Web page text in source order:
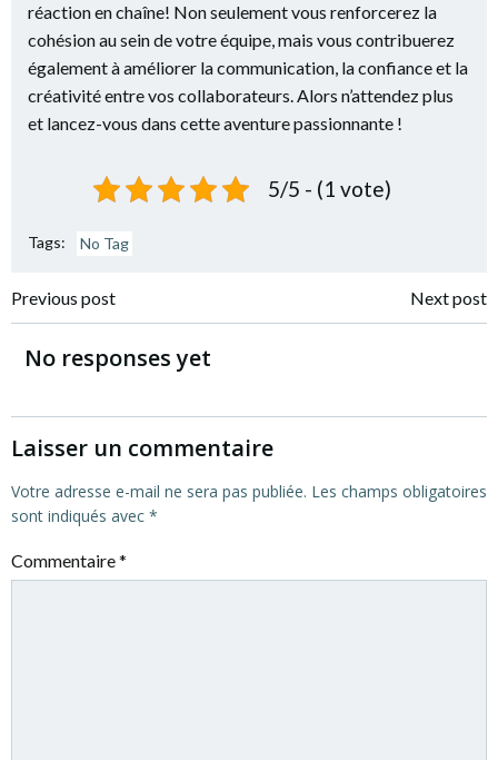
réaction en chaîne! Non seulement vous renforcerez la
cohésion au sein de votre équipe, mais vous contribuerez
également à améliorer la communication, la confiance et la
créativité entre vos collaborateurs. Alors n’attendez plus
et lancez-vous dans cette aventure passionnante !
5/5 - (1 vote)
Tags: No Tag
Post
navigation
Previous post Next post
No responses yet
Laisser un commentaire
Votre adresse e-mail ne sera pas publiée. Les champs obligatoires
sont indiqués avec *
Commentaire*